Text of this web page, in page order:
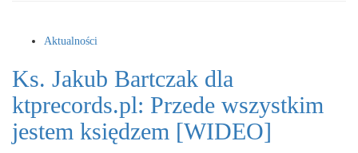
Aktualności
Ks. Jakub Bartczak dla
ktprecords.pl: Przede wszystkim
jestem księdzem [WIDEO]